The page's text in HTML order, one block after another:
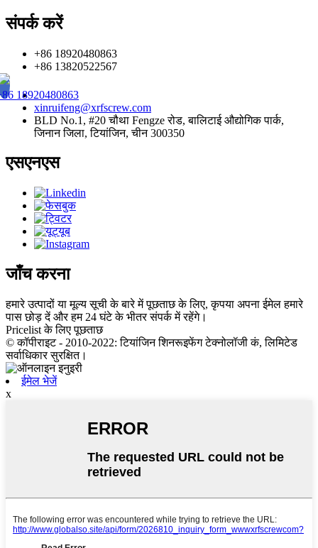
संपर्क करें
+86 18920480863
+86 13820522567
18920480863
xinruifeng@xrfscrew.com
BLD No.1, #20 चौथा Fengze रोड, बालिटाई औद्योगिक पार्क,
जिनान जिला, टियांजिन, चीन 300350
एसएनएस
जाँच करना
हमारे उत्पादों या मूल्य सूची के बारे में पूछताछ के लिए, कृपया अपना ईमेल हमारे
पास छोड़ दें और हम 24 घंटे के भीतर संपर्क में रहेंगे।
Pricelist के लिए पूछताछ
© कॉपीराइट - 2010-2022: टियांजिन शिनरूइफेंग टेक्नोलॉजी कं, लिमिटेड
सर्वाधिकार सुरक्षित।
ईमेल भेजें
x